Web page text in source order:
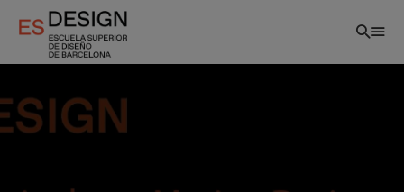
contenido
principal